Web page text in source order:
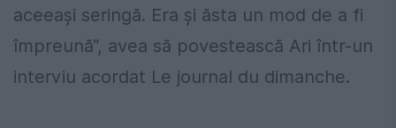
aceeași seringă. Era și ăsta un mod de a fi
împreună“, avea să povestească Ari într-un
interviu acordat Le journal du dimanche.